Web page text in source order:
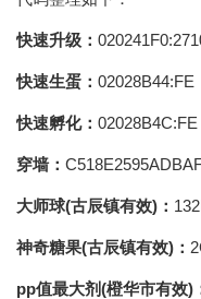
快速升级：
快速生蛋： 02028B44:FE
快速孵化： 02028B4C:FE
穿墙：
大师球(古辰镇有效)：
神奇糖果(古辰镇有效)：
pp值最大剂(橙华市有效)